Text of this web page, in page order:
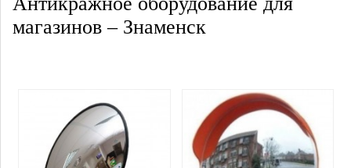
магазинов – Знаменск